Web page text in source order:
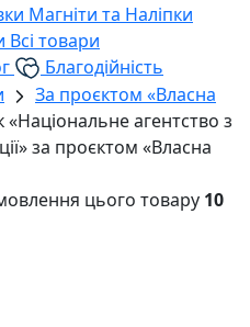
Магніти та Наліпки
Всі товари
Благодійність
За проєктом «Власна
агентство з
за проєктом «Власна
цього товару 10